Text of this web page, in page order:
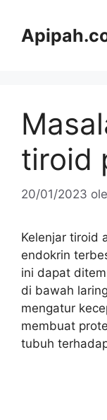
tiroid
20/01/2023
Kelenjar tiroid
endokrin
ini dapat
di bawah
mengatur
membuat
tubuh